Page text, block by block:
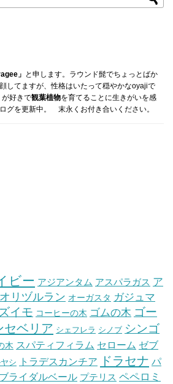
」 と申します。ラウンド髭でちょっとばか
してますが、性格はいたって穏やかなoyajiで
が好きで観葉植物を育てることに生きがいを感
グを更新中。 末永くお付き合いください。
ビー アジアンタム アスパラガス ア
オリヅルラン オーガスタ ガジュマ
イモ コーヒーの木 ゴムの木 ゴー
セベリア シェフレラ シノブ シンゴ
木 スパティフィラム セローム ゼブ
シ トラデスカンチア ドラセナ パ
ブライダルベール プテリス ペペロミ